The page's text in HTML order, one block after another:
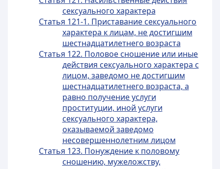
сексуального характера
Статья 121-1. Приставание сексуального
характера к лицам, не достигшим
шестнадцатилетнего возраста
Статья 122. Половое сношение или иные
действия сексуального характера с
лицом, заведомо не достигшим
шестнадцатилетнего возраста, а
равно получение услуги
проституции, иной услуги
сексуального характера,
оказываемой заведомо
несовершеннолетним лицом
Статья 123. Понуждение к половому
сношению, мужеложству,